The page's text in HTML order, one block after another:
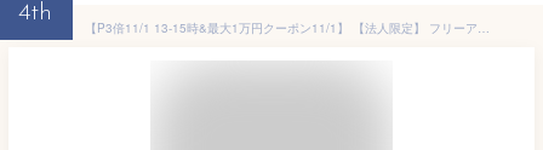
4th
【P3倍11/1 13-15時&最大1万円クーポン11/1】 【法人限定】 フリーアドレスデスク ミーティングテーブル 配線ボックス付き 幅2400mm ワークテーブル オフィスデスク 会議室 作業台 おしゃれ 大型 GFA-2412 LOOKIT オフィス家具 インテリア